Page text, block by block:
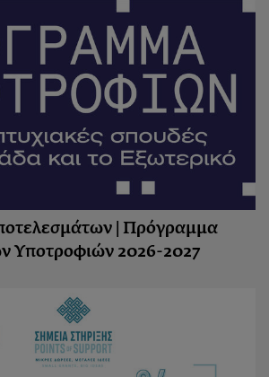
| Πρόγραμμα
Υποτροφιών 2026-2027